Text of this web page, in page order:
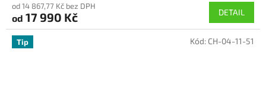
produktu
je
5,0
od 14 867,77 Kč bez DPH
od 17 990 Kč DETAIL
Tip Kód: CH-04-11-51